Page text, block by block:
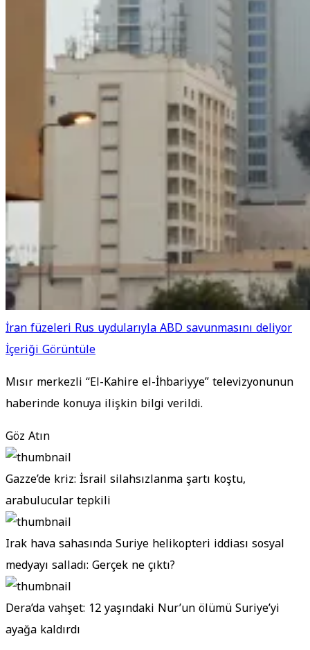
İran füzeleri Rus uydularıyla ABD savunmasını deliyor
İçeriği Görüntüle
Mısır merkezli “El-Kahire el-İhbariyye” televizyonunun
haberinde konuya ilişkin bilgi verildi.
Göz Atın
Gazze’de kriz: İsrail silahsızlanma şartı koştu,
arabulucular tepkili
Irak hava sahasında Suriye helikopteri iddiası sosyal
medyayı salladı: Gerçek ne çıktı?
Dera’da vahşet: 12 yaşındaki Nur’un ölümü Suriye’yi
ayağa kaldırdı